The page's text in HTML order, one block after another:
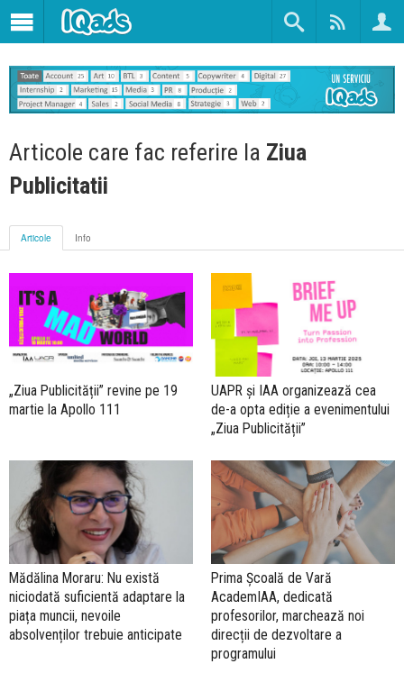
Articole care fac referire la Ziua
Publicitatii
Articole Info
„Ziua Publicității” revine pe 19
martie la Apollo 111
UAPR și IAA organizează cea
de-a opta ediție a evenimentului
„Ziua Publicității”
Mădălina Moraru: Nu există
niciodată suficientă adaptare la
piața muncii, nevoile
absolvenților trebuie anticipate
Prima Școală de Vară
AcademIAA, dedicată
profesorilor, marchează noi
direcții de dezvoltare a
programului